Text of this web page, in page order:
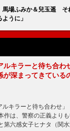
馬場ふみか＆兒玉遥
うに」
ルキラーと待ち合わ
が深まってきている
キラーと待ち合わせ」
は、警察の正義より
第六感女子ヒナタ（関